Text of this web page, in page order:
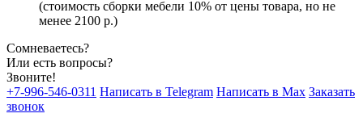
(стоимость сборки мебели 10% от цены товара, но не
менее 2100 р.)
Сомневаетесь?
Или есть вопросы?
Звоните!
+7-996-546-0311 Написать в Telegram Написать в Max Заказать
звонок